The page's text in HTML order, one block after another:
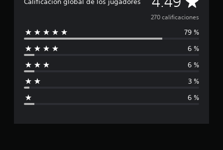
a
a
270 calificaciones
79 %
6 %
6 %
3 %
6 %